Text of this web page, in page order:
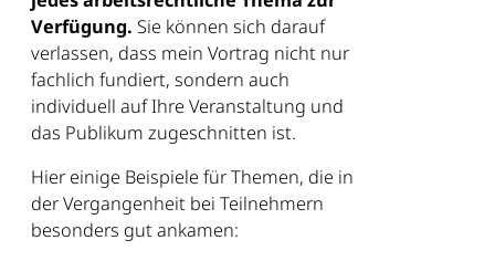
Verfügung. Sie können sich darauf
verlassen, dass mein Vortrag nicht nur
fachlich fundiert, sondern auch
individuell auf Ihre Veranstaltung und
das Publikum zugeschnitten ist.
Hier einige Beispiele für Themen, die in
der Vergangenheit bei Teilnehmern
besonders gut ankamen: